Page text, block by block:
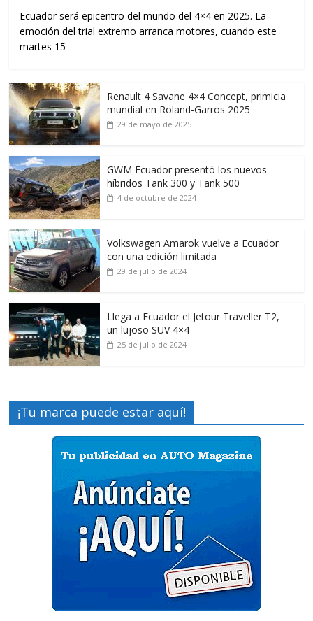
Ecuador será epicentro del mundo del 4×4 en 2025. La
emoción del trial extremo arranca motores, cuando este
martes 15
Renault 4 Savane 4×4 Concept, primicia
mundial en Roland-Garros 2025
29 de mayo de 2025
GWM Ecuador presentó los nuevos
híbridos Tank 300 y Tank 500
4 de octubre de 2024
Volkswagen Amarok vuelve a Ecuador
con una edición limitada
29 de julio de 2024
Llega a Ecuador el Jetour Traveller T2,
un lujoso SUV 4×4
25 de julio de 2024
¡Tu marca puede estar aquí!